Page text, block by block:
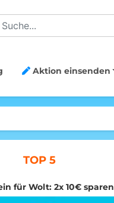
Aktion einsenden
TOP 5
für Wolt: 2x 10€ sparen